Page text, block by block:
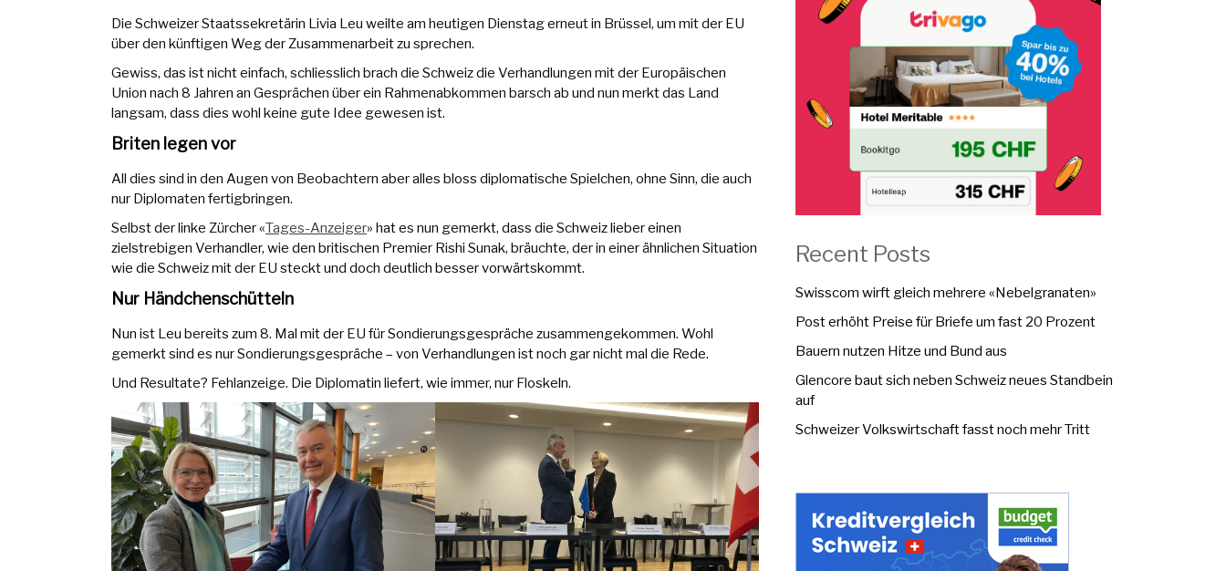
Die Schweizer Staatssekretärin Livia Leu weilte am heutigen Dienstag erneut in Brüssel, um mit der EU
über den künftigen Weg der Zusammenarbeit zu sprechen.
Gewiss, das ist nicht einfach, schliesslich brach die Schweiz die Verhandlungen mit der Europäischen
Union nach 8 Jahren an Gesprächen über ein Rahmenabkommen barsch ab und nun merkt das Land
langsam, dass dies wohl keine gute Idee gewesen ist.
Briten legen vor
All dies sind in den Augen von Beobachtern aber alles bloss diplomatische Spielchen, ohne Sinn, die auch
nur Diplomaten fertigbringen.
Selbst der linke Zürcher «Tages-Anzeiger» hat es nun gemerkt, dass die Schweiz lieber einen
zielstrebigen Verhandler, wie den britischen Premier Rishi Sunak, bräuchte, der in einer ähnlichen Situation
wie die Schweiz mit der EU steckt und doch deutlich besser vorwärtskommt.
Nur Händchenschütteln
Nun ist Leu bereits zum 8. Mal mit der EU für Sondierungsgespräche zusammengekommen. Wohl
gemerkt sind es nur Sondierungsgespräche – von Verhandlungen ist noch gar nicht mal die Rede.
Und Resultate? Fehlanzeige. Die Diplomatin liefert, wie immer, nur Floskeln.
Recent Posts
Swisscom wirft gleich mehrere «Nebelgranaten»
Post erhöht Preise für Briefe um fast 20 Prozent
Bauern nutzen Hitze und Bund aus
Glencore baut sich neben Schweiz neues Standbein
auf
Schweizer Volkswirtschaft fasst noch mehr Tritt